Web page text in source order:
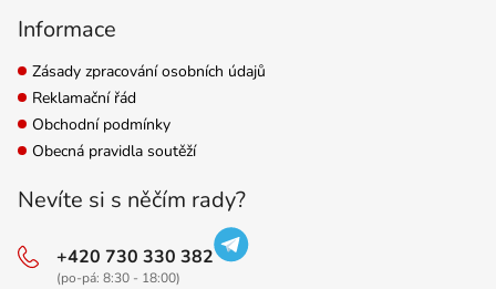
Informace
Zásady zpracování osobních údajů
Reklamační řád
Obchodní podmínky
Obecná pravidla soutěží
Nevíte si s něčím rady?
+420 730 330 382
(po-pá: 8:30 - 18:00)